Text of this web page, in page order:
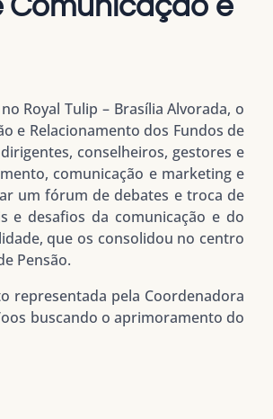
Royal Tulip – Brasília Alvorada, o
e Relacionamento dos Fundos de
conselheiros, gestores e
comunicação e marketing e
um fórum de debates e troca de
e desafios da comunicação e do
que os consolidou no centro
Pensão.
representada pela Coordenadora
buscando o aprimoramento do